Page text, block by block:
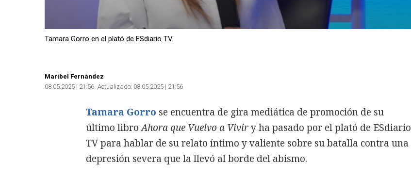
Tamara Gorro en el plató de ESdiario TV.
Maribel Fernández
08.05.2025 | 21:56 Actualizado: 08.05.2025 | 21:56
Tamara Gorro se encuentra de gira mediática de promoción de su
último libroAhora que Vuelvo a Viviry ha pasado por el plató de ESdiario
TV para hablar de su relato íntimo y valiente sobre su batalla contra una
depresión severa que la llevó al borde del abismo.